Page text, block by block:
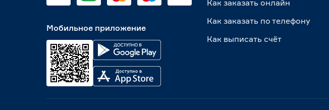
Мобильное приложение
Как заказать онлайн
Как заказать по телефону
Как выписать счёт